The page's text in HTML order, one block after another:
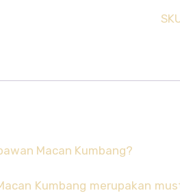
Macan Kumbang?
Kumbang merupakan